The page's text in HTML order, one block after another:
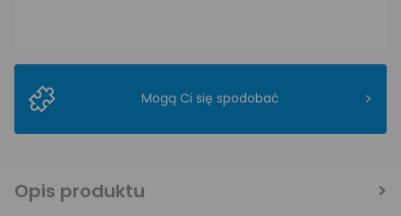
Mogą Ci się spodobać >
Opis produktu